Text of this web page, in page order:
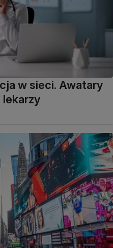
w sieci. Awatary
lekarzy